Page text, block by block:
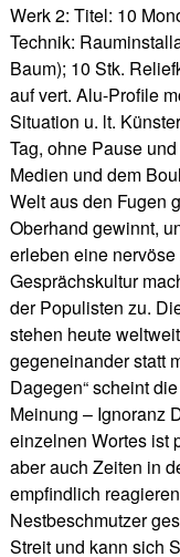
Werk 2: Titel: 10
Technik:
Baum); 10 Stk.
auf vert. Alu-Profile
Situation u. lt.
Tag, ohne Pause
Medien und dem
Welt aus den Fugen
Oberhand gewinnt,
erleben eine
Gesprächskultur
der Populisten zu.
stehen heute
gegeneinander statt
Dagegen“ scheint
Meinung – Ignoranz
einzelnen Wortes ist
aber auch Zeiten in
empfindlich
Nestbeschmutzer
Streit und kann sich